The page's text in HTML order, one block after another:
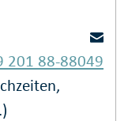
201 88-88049